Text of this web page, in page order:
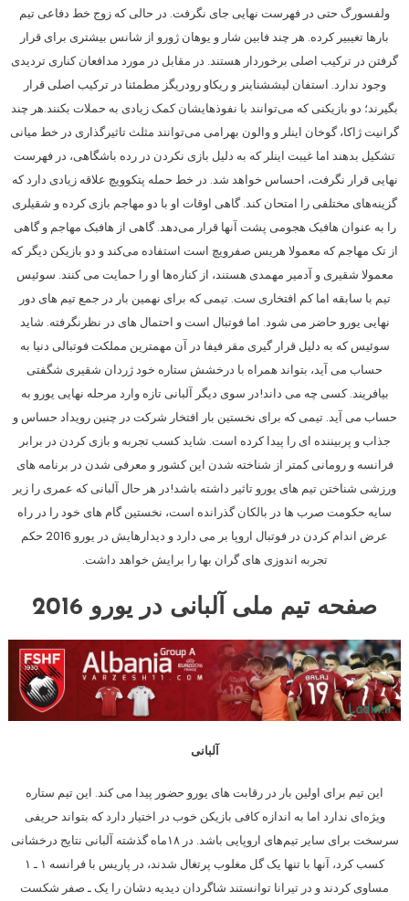
ولفسورگ حتی در ‏فهرست نهایی جای نگرفت. در حالی که زوج خط دفاعی تیم
بارها تغیبیر کرده. هر چند فابین شار و یوهان ‏ژورو از شانس بیشتری برای قرار
گرفتن در ترکیب اصلی برخوردار هستند. در مقابل در مورد مدافعان ‏کناری تردیدی
وجود ندارد. استفان لیششناینر و ریکاو رودریگز مطمئنا در ترکیب اصلی قرار
بگیرند؛ دو ‏بازیکنی که می‌توانند با نفوذهایشان کمک زیادی به حملات بکنند.‏هر چند
گرانیت ژاکا، گوخان اینلر و والون بهرامی می‌توانند مثلث تاثیرگذاری در خط میانی
تشکیل بدهند ‏اما غیبت اینلر که به دلیل بازی نکردن در رده باشگاهی، در فهرست
نهایی قرار نگرفت، احساس خواهد ‏شد. در خط حمله پتکوویچ علاقه زیادی دارد که
گزینه‌های مختلفی را امتحان کند. گاهی اوقات او با دو ‏مهاجم بازی کرده و شقیلری
را به عنوان هافبک هجومی پشت آنها قرار می‌دهد. گاهی از هافبک مهاجم و ‏گاهی
از تک مهاجم که معمولا هریس صفرویچ است استفاده می‌کند و دو بازیکن دیگر که
معمولا شقیری ‏و آدمیر مهمدی هستند، از کناره‌ها او را حمایت می کنند.‏ سوئیس
تیم با سابقه اما کم افتخاری ست. تیمی که برای نهمین بار در جمع تیم های دور
نهایی یورو حاضر می شود. اما فوتبال است و احتمال های در نظرنگرفته. شاید
سوئیس که به دلیل قرار گیری مقر فیفا در آن مهمترین مملکت فوتبالی دنیا به
حساب می آید، بتواند همراه با درخشش ستاره خود ژردان شقیری شگفتی
بیافریند. کسی چه می داند!در سوی دیگر آلبانی تازه وارد مرحله نهایی یورو به
حساب می آید. تیمی که برای نخستین بار افتخار شرکت در چنین رویداد حساس و
جذاب و پربیننده ای را پیدا کرده است. شاید کسب تجربه و بازی کردن در برابر
فرانسه و رومانی کمتر از شناخته شدن این کشور و معرفی شدن در برنامه های
ورزشی شناختن تیم های یورو تاثیر داشته باشد!در هر حال آلبانی که عمری را زیر
سایه حکومت صرب ها در بالکان گذرانده است، نخستین گام های خود را در راه
عرض اندام کردن در فوتبال اروپا بر می دارد و دیدارهایش در یورو 2016 حکم
تجربه اندوزی های گران بها را برایش خواهد داشت.
صفحه تیم ملی آلبانی در یورو 2016
آلبانی
این تیم برای اولین بار در رقابت های یورو حضور پیدا می کند. این تیم ستاره
ویژه‌ای ندارد اما به اندازه ‏کافی بازیکن خوب در اختیار دارد که بتواند حریفی
سرسخت برای سایر تیم‌های اروپایی باشد. در ۱۸ماه ‏گذشته آلبانی نتایج درخشانی
کسب کرد، آنها با تنها یک گل مغلوب پرتغال شدند، در پاریس با فرانسه ۱ ـ ‏‏۱
مساوی کردند و در تیرانا توانستند شاگردان دیدیه دشان را یک ـ صفر شکست